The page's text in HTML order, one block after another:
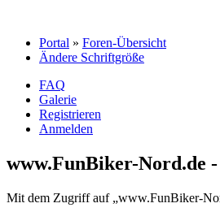
Portal » Foren-Übersicht
Ändere Schriftgröße
FAQ
Galerie
Registrieren
Anmelden
www.FunBiker-Nord.de
Mit dem Zugriff auf „www.FunBiker-